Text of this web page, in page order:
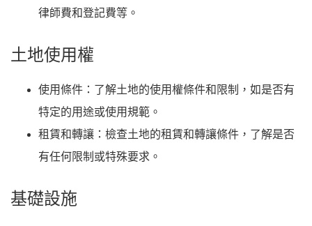
律師費和登記費等。
土地使用權
使用條件 ：了解土地的使用權條件和限制，如是否有
特定的用途或使用規範。
租賃和轉讓 ：檢查土地的租賃和轉讓條件，了解是否
有任何限制或特殊要求。
基礎設施